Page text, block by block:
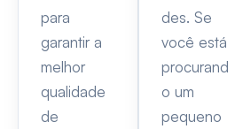
para
garantir a
melhor
qualidade
de
des. Se
você está
procurand
o um
pequeno